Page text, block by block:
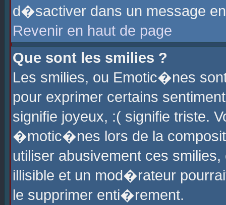
d�sactiver dans un message
Revenir en haut de page
Que sont les smilies ?
Les smilies, ou Emotic�nes
pour exprimer certains
signifie joyeux, :( signifie triste.
�motic�nes lors de la
utiliser abusivement ces
illisible et un mod�rateur
le supprimer enti�rement.